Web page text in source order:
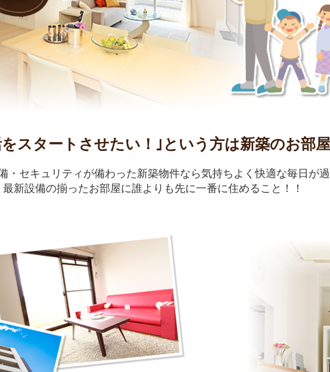
スタートさせたい！｣という方は新築のお部
・セキュリティが備わった新築物件なら気持ちよく快適な毎日が
新設備の揃ったお部屋に誰よりも先に一番に住めること！！